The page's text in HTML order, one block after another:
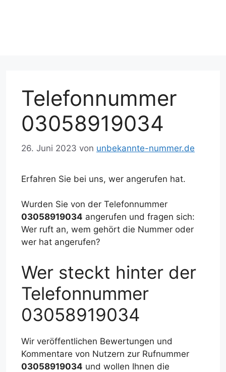
Telefonnummer
03058919034
26. Juni 2023 von unbekannte-nummer.de
Erfahren Sie bei uns, wer angerufen hat.
Wurden Sie von der Telefonnummer
03058919034 angerufen und fragen sich:
Wer ruft an, wem gehört die Nummer oder
wer hat angerufen?
Wer steckt hinter der
Telefonnummer
03058919034
Wir veröffentlichen Bewertungen und
Kommentare von Nutzern zur Rufnummer
03058919034 und wollen Ihnen die